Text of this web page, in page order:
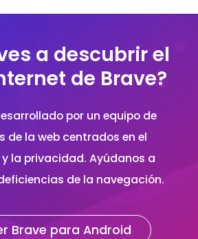
a descubrir el
de Brave?
por un equipo de
de la web centrados en el
la privacidad. Ayúdanos a
de la navegación.
Brave para Android